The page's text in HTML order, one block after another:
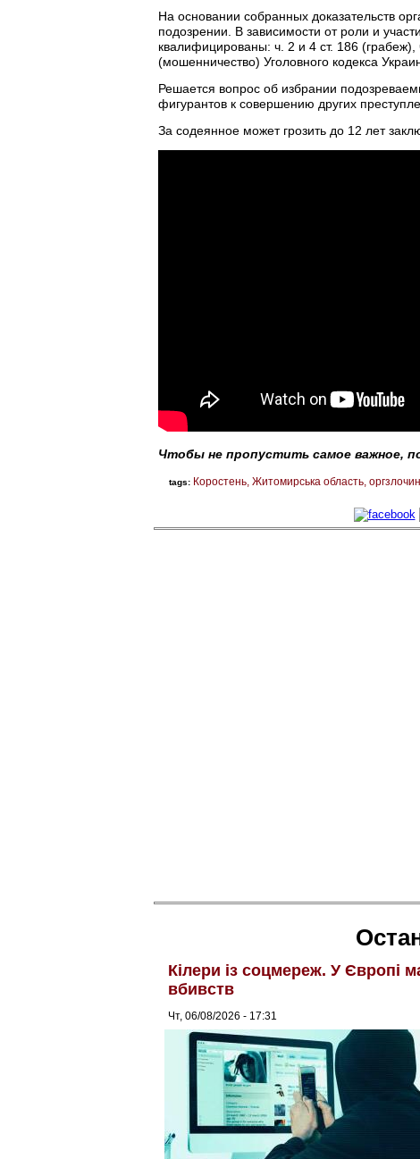
На основании собранных доказательств
подозрении. В зависимости от роли и
квалифицированы: ч. 2 и 4 ст. 186 (грабеж),
(мошенничество) Уголовного кодекса
Решается вопрос об избрании
фигурантов к совершению других
За содеянное может грозить до 12 лет
Чтобы не пропустить самое важное,
tags: Коростень Житомирська область
Кілери із соцмереж. У Європі
вбивств
Чт, 06/08/2026 - 17:31